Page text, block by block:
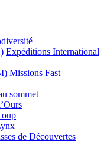
Expéditions International
Missions Fast
sommet
de Découvertes